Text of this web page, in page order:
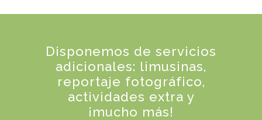
Disponemos de servicios
adicionales: limusinas,
reportaje fotográfico,
actividades extra y
¡mucho más!